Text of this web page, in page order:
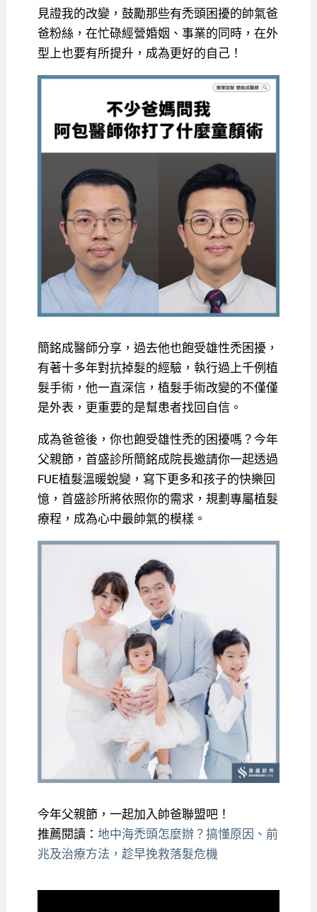
見證我的改變，鼓勵那些有禿頭困擾的帥氣爸
爸粉絲，在忙碌經營婚姻、事業的同時，在外
型上也要有所提升，成為更好的自己！
簡銘成醫師分享，過去他也飽受雄性禿困擾，
有著十多年對抗掉髮的經驗，執行過上千例植
髮手術，他一直深信，植髮手術改變的不僅僅
是外表，更重要的是幫患者找回自信。
成為爸爸後，你也飽受雄性禿的困擾嗎？今年
父親節，首盛診所簡銘成院長邀請你一起透過
FUE植髮溫暖蛻變，寫下更多和孩子的快樂回
憶，首盛診所將依照你的需求，規劃專屬植髮
療程，成為心中最帥氣的模樣。
今年父親節，一起加入帥爸聯盟吧！
推薦閱讀：地中海禿頭怎麼辦？搞懂原因、前
兆及治療方法，趁早挽救落髮危機